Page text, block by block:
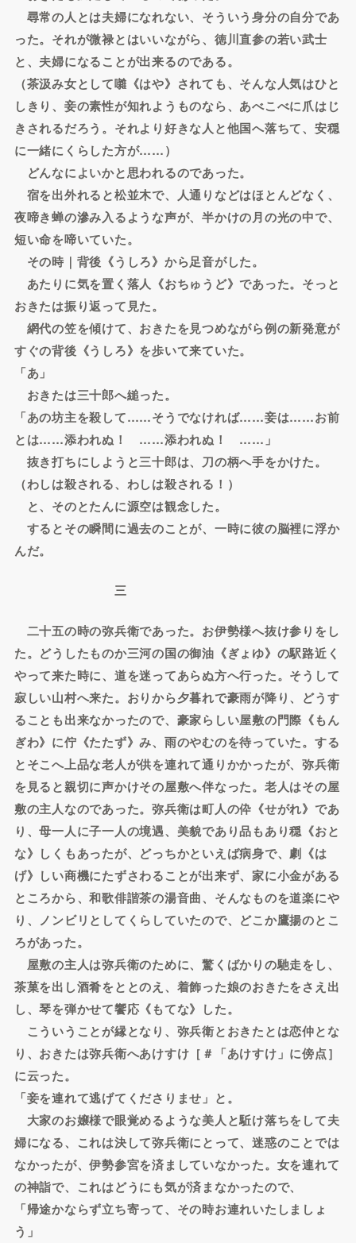
尋常の人とは夫婦になれない、そういう身分の自分であ
った。それが微禄とはいいながら、徳川直参の若い武士
と、夫婦になることが出来るのである。
（茶汲み女として囃《はや》されても、そんな人気はひと
しきり、妾の素性が知れようものなら、あべこべに爪はじ
きされるだろう。それより好きな人と他国へ落ちて、安穏
に一緒にくらした方が……）
どんなによいかと思われるのであった。
宿を出外れると松並木で、人通りなどはほとんどなく、
夜啼き蝉の滲み入るような声が、半かけの月の光の中で、
短い命を啼いていた。
その時｜背後《うしろ》から足音がした。
あたりに気を置く落人《おちゅうど》であった。そっと
おきたは振り返って見た。
網代の笠を傾けて、おきたを見つめながら例の新発意が
すぐの背後《うしろ》を歩いて来ていた。
「あ」
おきたは三十郎へ縋った。
「あの坊主を殺して……そうでなければ……妾は……お前
とは……添われぬ！ ……添われぬ！ ……」
抜き打ちにしようと三十郎は、刀の柄へ手をかけた。
（わしは殺される、わしは殺される！）
と、そのとたんに源空は観念した。
するとその瞬間に過去のことが、一時に彼の脳裡に浮か
んだ。
三
二十五の時の弥兵衛であった。お伊勢様へ抜け参りをし
た。どうしたものか三河の国の御油《ぎょゆ》の駅路近く
やって来た時に、道を迷ってあらぬ方へ行った。そうして
寂しい山村へ来た。おりから夕暮れで豪雨が降り、どうす
ることも出来なかったので、豪家らしい屋敷の門際《もん
ぎわ》に佇《たたず》み、雨のやむのを待っていた。する
とそこへ上品な老人が供を連れて通りかかったが、弥兵衛
を見ると親切に声かけその屋敷へ伴なった。老人はその屋
敷の主人なのであった。弥兵衛は町人の伜《せがれ》であ
り、母一人に子一人の境遇、美貌であり品もあり穏《おと
な》しくもあったが、どっちかといえば病身で、劇《は
げ》しい商機にたずさわることが出来ず、家に小金がある
ところから、和歌俳諧茶の湯音曲、そんなものを道楽にや
り、ノンビリとしてくらしていたので、どこか鷹揚のとこ
ろがあった。
屋敷の主人は弥兵衛のために、驚くばかりの馳走をし、
茶菓を出し酒肴をととのえ、着飾った娘のおきたをさえ出
し、琴を弾かせて饗応《もてな》した。
こういうことが縁となり、弥兵衛とおきたとは恋仲とな
り、おきたは弥兵衛へあけすけ［＃「あけすけ」に傍点］
に云った。
「妾を連れて逃げてくださりませ」と。
大家のお嬢様で眼覚めるような美人と駈け落ちをして夫
婦になる、これは決して弥兵衛にとって、迷惑のことでは
なかったが、伊勢参宮を済ましていなかった。女を連れて
の神詣で、これはどうにも気が済まなかったので、
「帰途かならず立ち寄って、その時お連れいたしましょ
う」